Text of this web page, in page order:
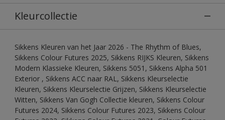
Kleurcollectie
Sikkens Kleuren van het Jaar 2026 - The Rhythm of Blues,
Sikkens Colour Futures 2025, Sikkens RIJKS Kleuren, Sikkens
Modern Klassieke Kleuren, Sikkens 5051, Sikkens Alpha 501
Exterior , Sikkens ACC naar RAL, Sikkens Kleurselectie
Kleuren, Sikkens Kleurselectie Grijzen, Sikkens Kleurselectie
Witten, Sikkens Van Gogh Collectie kleuren, Sikkens Colour
Futures 2024, Sikkens Colour Futures 2023, Sikkens Colour